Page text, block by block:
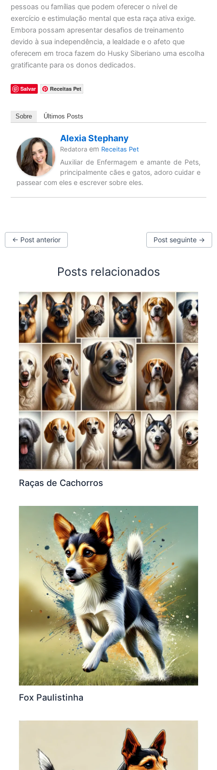
pessoas ou famílias que podem oferecer o nível de
exercício e estimulação mental que esta raça ativa exige.
Embora possam apresentar desafios de treinamento
devido à sua independência, a lealdade e o afeto que
oferecem em troca fazem do Husky Siberiano uma escolha
gratificante para os donos dedicados.
Salvar Receitas Pet
Sobre Últimos Posts
Alexia Stephany
Redatora em Receitas Pet
Auxiliar de Enfermagem e amante de Pets,
principalmente cães e gatos, adoro cuidar e
passear com eles e escrever sobre eles.
← Post anterior Post seguinte →
Posts relacionados
Raças de Cachorros
Fox Paulistinha